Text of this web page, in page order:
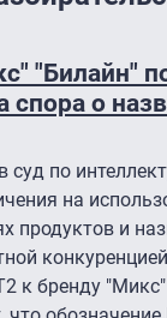
"Билайн"
спора о
суд по
на
продуктов и
к бренду